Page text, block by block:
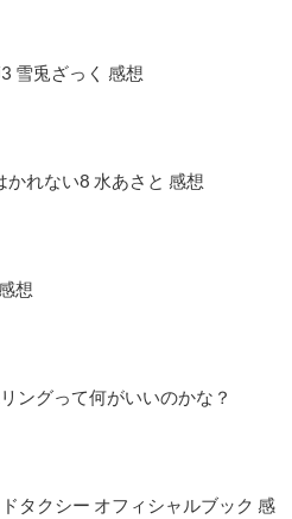
雪兎ざっく 感想
かれない8 水あさと 感想
想
ングって何がいいのかな？
タクシー オフィシャルブック 感